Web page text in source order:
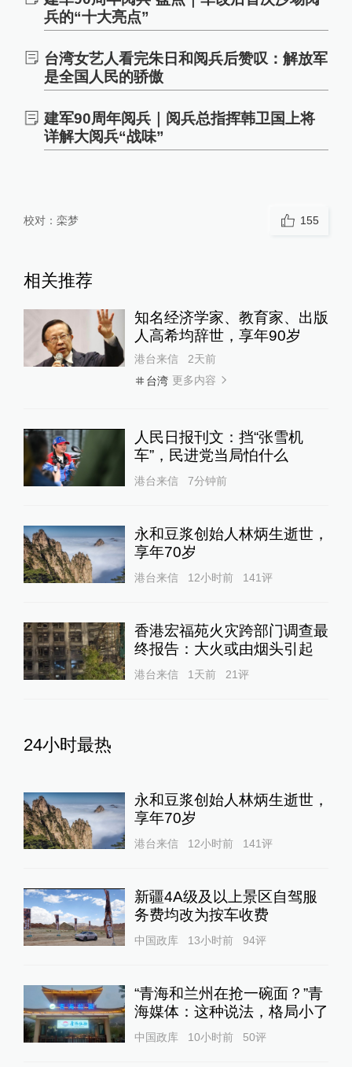
兵的“十大亮点”
台湾女艺人看完朱日和阅兵后赞叹：解放军
是全国人民的骄傲
建军90周年阅兵｜阅兵总指挥韩卫国上将
详解大阅兵“战味”
校对： 栾梦 155
相关推荐
知名经济学家、教育家、出版
人高希均辞世，享年90岁
港台来信
2天前
台湾 更多内容
人民日报刊文：挡“张雪机
车”，民进党当局怕什么
港台来信 7分钟前
永和豆浆创始人林炳生逝世，
享年70岁
港台来信 12小时前 141评
香港宏福苑火灾跨部门调查最
终报告：大火或由烟头引起
港台来信 1天前 21评
24小时最热
永和豆浆创始人林炳生逝世，
享年70岁
港台来信 12小时前 141评
新疆4A级及以上景区自驾服
务费均改为按车收费
中国政库 13小时前 94评
“青海和兰州在抢一碗面？”青
海媒体：这种说法，格局小了
中国政库 10小时前 50评